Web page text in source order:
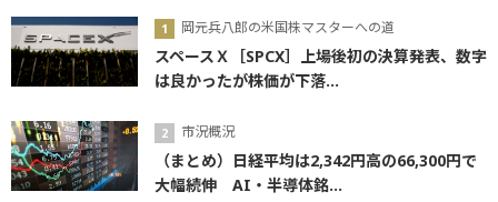
岡元兵八郎の米国株マスターへの道
スペースＸ［SPCX］上場後初の決算発表、数字
は良かったが株価が下落...
市況概況
（まとめ）日経平均は2,342円高の66,300円で
大幅続伸 AI・半導体銘...